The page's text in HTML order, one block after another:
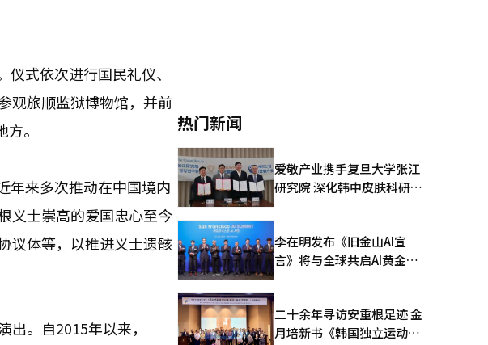
式依次进行国民礼仪、
观旅顺监狱博物馆，并前
。
年来多次推动在中国境内
义士崇高的爱国忠心至今
议体等，以推进义士遗骸
。自2015年以来，
热门新闻
爱敬产业携手复旦大学张江
研究院 深化韩中皮肤科研合
李在明发布《旧金山AI宣
言》将与全球共启AI黄金时
二十余年寻访安重根足迹 金
月培新书《韩国独立运动圣